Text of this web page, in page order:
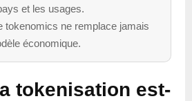
et les usages.
tokenomics ne remplace jamais
économique.
tokenisation est-